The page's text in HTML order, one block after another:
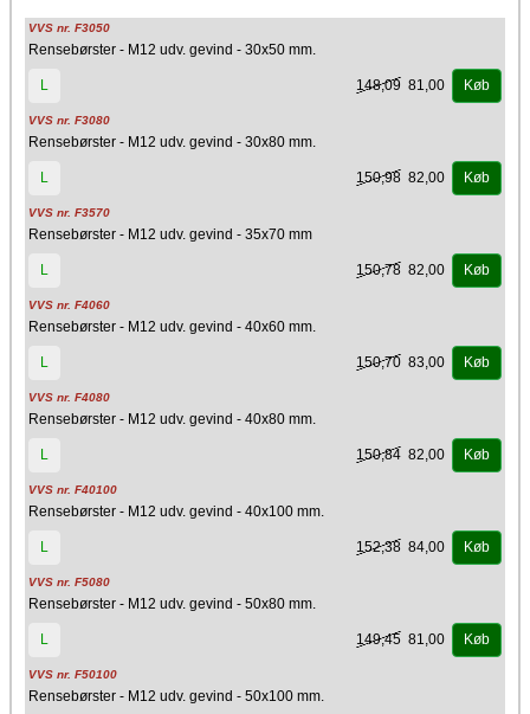
VVS nr. F3050
Rensebørster - M12 udv. gevind - 30x50 mm.
L 148,09 81,00 Køb
VVS nr. F3080
Rensebørster - M12 udv. gevind - 30x80 mm.
L 150,98 82,00 Køb
VVS nr. F3570
Rensebørster - M12 udv. gevind - 35x70 mm
L 150,78 82,00 Køb
VVS nr. F4060
Rensebørster - M12 udv. gevind - 40x60 mm.
L 150,70 83,00 Køb
VVS nr. F4080
Rensebørster - M12 udv. gevind - 40x80 mm.
L 150,84 82,00 Køb
VVS nr. F40100
Rensebørster - M12 udv. gevind - 40x100 mm.
L 152,38 84,00 Køb
VVS nr. F5080
Rensebørster - M12 udv. gevind - 50x80 mm.
L 149,45 81,00 Køb
VVS nr. F50100
Rensebørster - M12 udv. gevind - 50x100 mm.